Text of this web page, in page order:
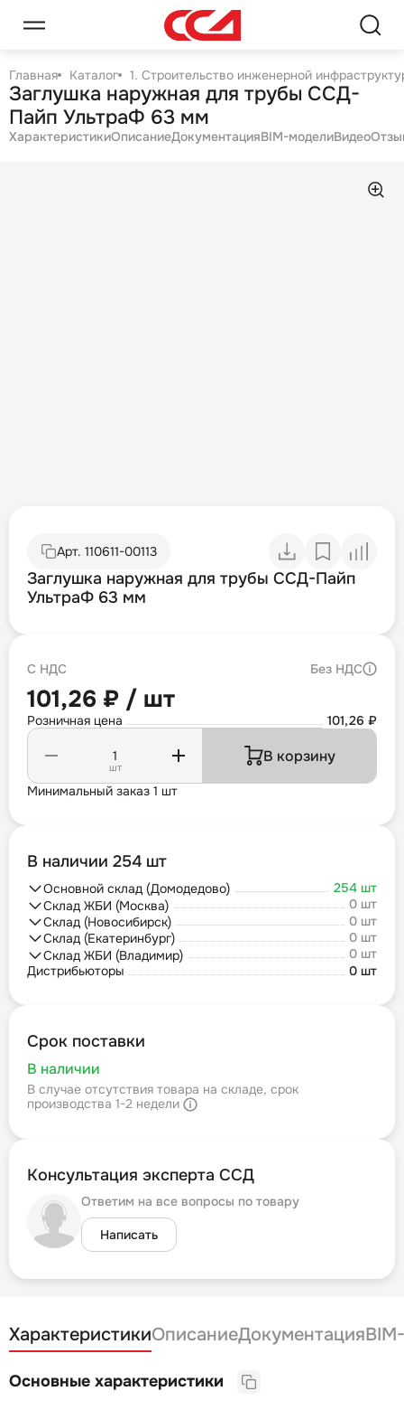
Главная Каталог 1. Строительство инженерной
Заглушка наружная для трубы ССД-
Пайп УльтраФ 63 мм
ХарактеристикиОписаниеДокументацияBIM-моделиВидео
Арт. 110611-00113
Заглушка наружная для трубы ССД-Пайп
УльтраФ 63 мм
С НДС Без НДС
101,26 ₽ / шт
Розничная цена 101,26 ₽
шт
В корзину
Минимальный заказ 1 шт
В наличии 254 шт
Основной склад (Домодедово)
254 шт
Склад ЖБИ (Москва)
0 шт
Склад (Новосибирск)
0 шт
Склад (Екатеринбург)
0 шт
Склад ЖБИ (Владимир)
0 шт
Дистрибьюторы
0 шт
Срок поставки
В наличии
В случае отсутствия товара на складе, срок
производства 1-2 недели
Консультация эксперта ССД
Ответим на все вопросы по товару
Написать
ХарактеристикиОписаниеДокументация
Основные характеристики